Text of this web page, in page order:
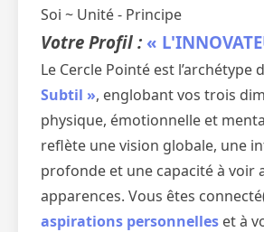
Soi ~ Unité - Principe
Votre Profil : «
Le Cercle Pointé est l’archétype
Subtil », englobant vos trois
physique, émotionnelle et
reflète une vision globale, une
profonde et une capacité à voir
apparences. Vous êtes
aspirations personnelles et à